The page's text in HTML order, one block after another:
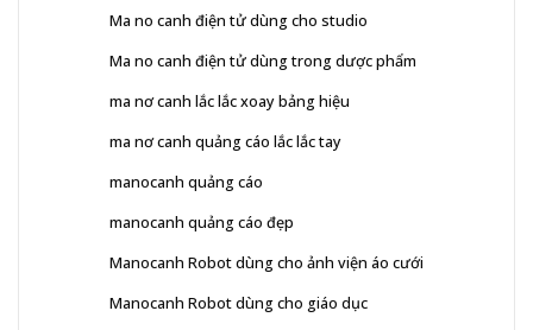
Ma no canh điện tử dùng cho studio
Ma no canh điện tử dùng trong dược phẩm
ma nơ canh lắc lắc xoay bảng hiệu
ma nơ canh quảng cáo lắc lắc tay
manocanh quảng cáo
manocanh quảng cáo đẹp
Manocanh Robot dùng cho ảnh viện áo cưới
Manocanh Robot dùng cho giáo dục